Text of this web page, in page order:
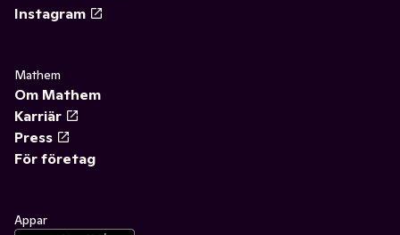
Instagram
Mathem
Om Mathem
Karriär
Press
För företag
Appar